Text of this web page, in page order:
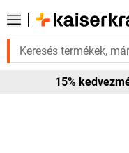
van rá? Válogatott
15%